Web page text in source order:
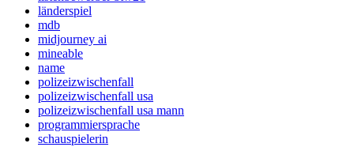
länderspiel
mdb
midjourney ai
mineable
name
polizeizwischenfall
polizeizwischenfall usa
polizeizwischenfall usa mann
programmiersprache
schauspielerin